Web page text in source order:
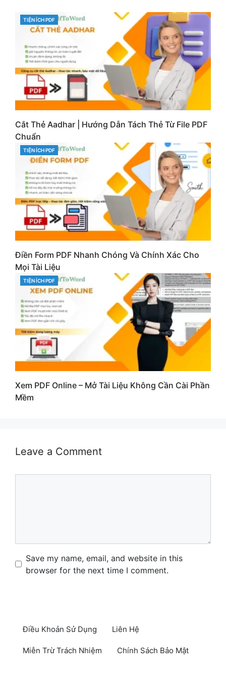
CATEGORIES
TIỆN ÍCH PDF
Cắt Thẻ Aadhar | Hướng Dẫn Tách Thẻ Từ File PDF
Chuẩn
CATEGORIES
TIỆN ÍCH PDF
Điền Form PDF Nhanh Chóng Và Chính Xác Cho
Mọi Tài Liệu
CATEGORIES
TIỆN ÍCH PDF
Xem PDF Online – Mở Tài Liệu Không Cần Cài Phần
Mềm
Leave a Comment
Name
Email
Website
Save my name, email, and website in this
browser for the next time I comment.
Điều Khoản Sử Dụng Liên Hệ
Miễn Trừ Trách Nhiệm Chính Sách Bảo Mật